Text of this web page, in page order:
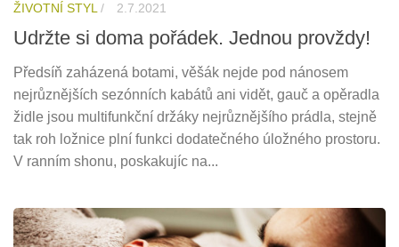
ŽIVOTNÍ STYL/ 2.7.2021
Udržte si doma pořádek. Jednou provždy!
Předsíň zaházená botami, věšák nejde pod nánosem
nejrůznějších sezónních kabátů ani vidět, gauč a opěradla
židle jsou multifunkční držáky nejrůznějšího prádla, stejně
tak roh ložnice plní funkci dodatečného úložného prostoru.
V ranním shonu, poskakujíc na...